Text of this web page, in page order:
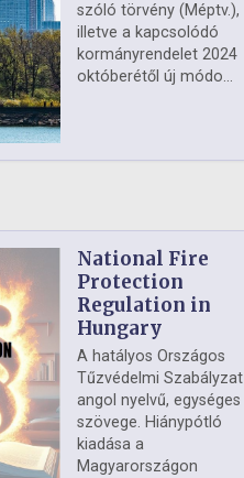
szóló törvény (Méptv.),
illetve a kapcsolódó
kormányrendelet 2024
októberétől új módo...
National Fire
Protection
Regulation in
Hungary
A hatályos Országos
Tűzvédelmi Szabályzat
angol nyelvű, egységes
szövege. Hiánypótló
kiadása a
Magyarországon